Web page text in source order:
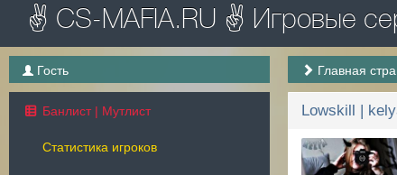
✌ CS-MAFIA.RU ✌ Игровые
Гость
Банлист | Мутлист
Статистика игроков
Главная
Lowskill |